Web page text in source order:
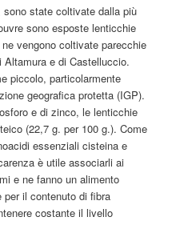
sono state coltivate dalla più
sono esposte lenticchie
vengono coltivate parecchie
e di Castelluccio.
piccolo, particolarmente
geografica protetta (IGP).
e di zinco, le lenticchie
(22,7 g. per 100 g.). Come
essenziali cisteina e
è utile associarli ai
e ne fanno un alimento
il contenuto di fibra
costante il livello